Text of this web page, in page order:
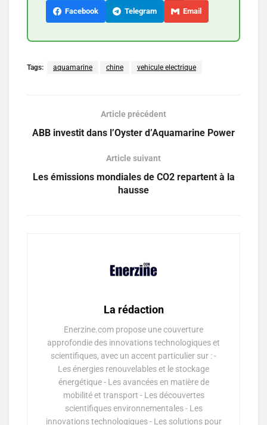
Facebook Telegram Email
Tags: aquamarine chine vehicule electrique
Article précédent
ABB investit dans l’Oyster d’Aquamarine Power
Article suivant
Les émissions mondiales de CO2 repartent à la
hausse
La rédaction
Enerzine.com propose une couverture
approfondie des innovations technologiques et
scientifiques, avec un accent particulier sur : -
Les énergies renouvelables et le stockage
énergétique - Les avancées en matière de
mobilité et transport - Les découvertes
scientifiques environnementales - Les
innovations technologiques - Les solutions pour